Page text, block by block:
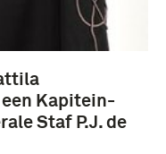
Kapitein-
Staf P.J. de